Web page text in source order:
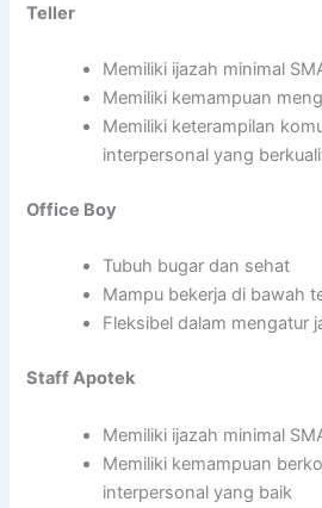
Teller
Memiliki ijazah minimal
Memiliki kemampuan
Memiliki keterampilan
interpersonal yang
Office Boy
Tubuh bugar dan sehat
Mampu bekerja di bawah
Fleksibel dalam mengatur
Staff Apotek
Memiliki ijazah minimal
Memiliki kemampuan
interpersonal yang baik